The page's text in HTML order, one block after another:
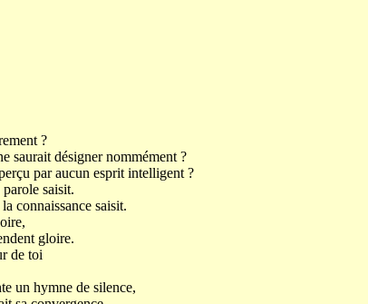
?
saurait désigner nommément ?
par aucun esprit intelligent ?
saisit.
connaissance saisit.
gloire.
de toi
un hymne de silence,